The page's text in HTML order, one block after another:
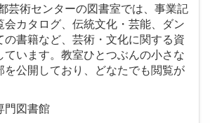
芸術センターの図書室では、事業記
会カタログ、伝統文化・芸能、ダン
の書籍など、芸術・文化に関する資
ています。教室ひとつぶんの小さな
を公開しており、どなたでも閲覧が
門図書館